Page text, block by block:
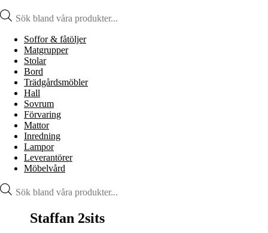
Produktsökning
Soffor & fåtöljer
Matgrupper
Stolar
Bord
Trädgårdsmöbler
Hall
Sovrum
Förvaring
Mattor
Inredning
Lampor
Leverantörer
Möbelvård
Produktsökning
Staffan 2sits